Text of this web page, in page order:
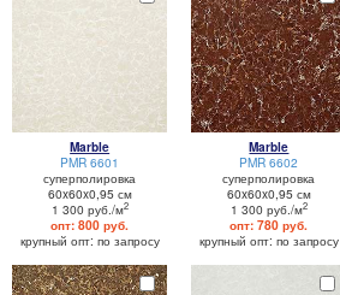
Marble
PMR 6601
суперполировка
60x60x0,95 см
1 300 руб./м2
опт: 800 руб.
крупный опт: по запросу
Marble
PMR 6602
суперполировка
60x60x0,95 см
1 300 руб./м2
опт: 780 руб.
крупный опт: по запросу